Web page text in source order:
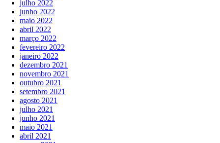
julho 2022
junho 2022
maio 2022
abril 2022
março 2022
fevereiro 2022
janeiro 2022
dezembro 2021
novembro 2021
outubro 2021
setembro 2021
agosto 2021
julho 2021
junho 2021
maio 2021
abril 2021